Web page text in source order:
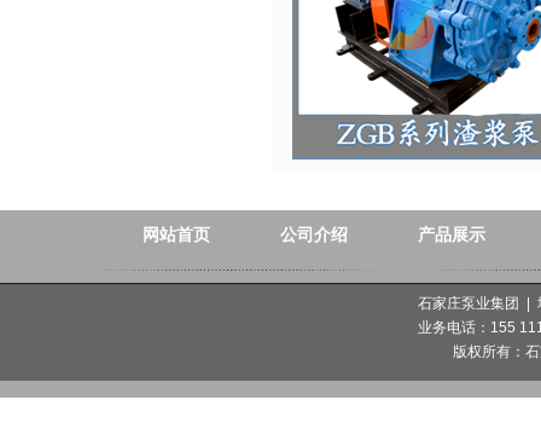
网站首页 公司介绍 产品展示
石家庄泵业集团 |
业务电话：155
版权所有：